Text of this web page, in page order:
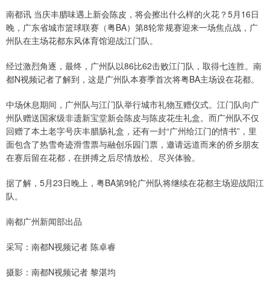
南都讯 当庆丰腊味遇上新会陈皮，将会擦出什么样的火花？5月16日
晚，广东省城市篮球联赛（粤BA）第8轮常规赛迎来一场焦点战，广
州队在主场花都东风体育馆迎战江门队。
经过激烈角逐，最终，广州队以86比62击败江门队，取得七连胜。南
都N视频记者了解到，这是广州队本赛季首次将粤BA主场设在花都。
中场休息期间，广州队与江门队举行城市礼物互赠仪式。江门队向广
州队赠送国家级非遗新宝堂新会陈皮与陈皮花生礼盒。而广州队不仅
回赠了本土老字号庆丰腊肠礼盒，还有一封“广州给江门的情书”，里
面包含了热雪奇迹滑雪票与融创乐园门票，邀请远道而来的侨乡朋友
在赛后留在花都，在拼搏之后尽情放松、尽兴体验。
据了解，5月23日晚上，粤BA第9轮广州队将继续在花都主场迎战阳江
队。
南都广州新闻部出品
采写：南都N视频记者 陈卓睿
摄影：南都N视频记者 黎湛均